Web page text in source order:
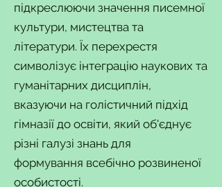
підкреслюючи значення писемної
культури, мистецтва та
літератури. Їх перехрестя
символізує інтеграцію наукових та
гуманітарних дисциплін,
вказуючи на голістичний підхід
гімназії до освіти, який об'єднує
різні галузі знань для
формування всебічно розвиненої
особистості.